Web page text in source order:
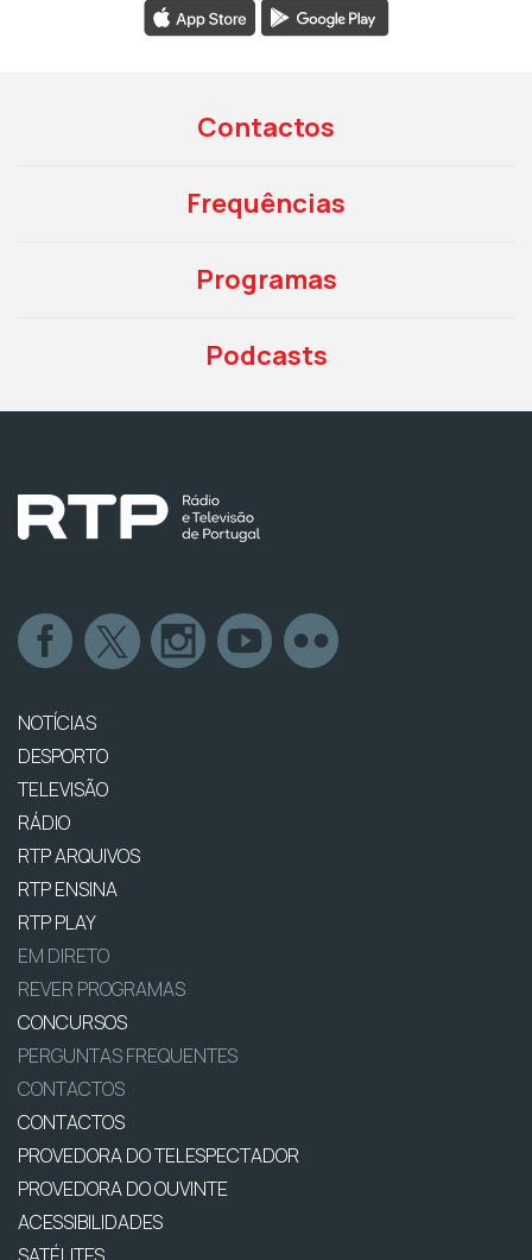
Contactos
Frequências
Programas
Podcasts
NOTÍCIAS
DESPORTO
TELEVISÃO
RÁDIO
RTP ARQUIVOS
RTP ENSINA
RTP PLAY
EM DIRETO
REVER PROGRAMAS
CONCURSOS
PERGUNTAS FREQUENTES
CONTACTOS
CONTACTOS
PROVEDORA DO TELESPECTADOR
PROVEDORA DO OUVINTE
ACESSIBILIDADES